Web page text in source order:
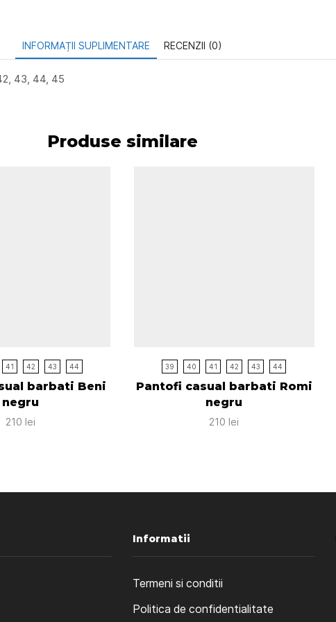
INFORMAȚII SUPLIMENTARE RECENZII (0)
43, 44, 45
Produse similare
41 42 43 44
barbati Beni
negru
210 lei
39 40 41 42 43 44
Pantofi casual barbati Romi
negru
210 lei
Informatii
Termeni si conditii
Politica de confidentialitate